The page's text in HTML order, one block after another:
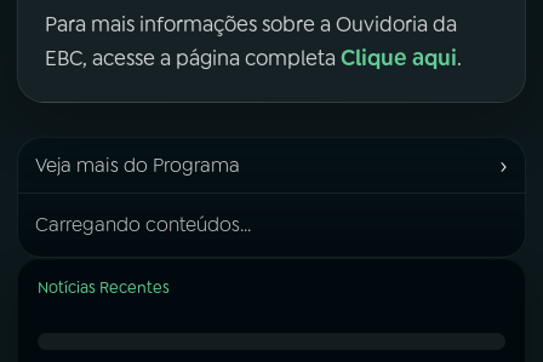
Para mais informações sobre a Ouvidoria da
EBC, acesse a página completa Clique aqui.
Veja mais do Programa ›
Carregando conteúdos...
Notícias Recentes